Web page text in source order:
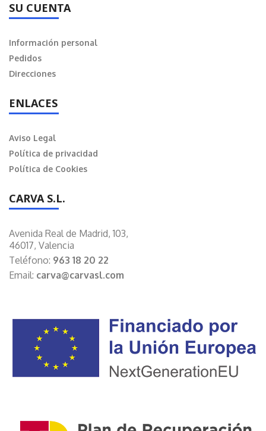
SU CUENTA
Información personal
Pedidos
Direcciones
ENLACES
Aviso Legal
Política de privacidad
Política de Cookies
CARVA S.L.
Avenida Real de Madrid, 103,
46017, Valencia
Teléfono: 963 18 20 22
Email: carva@carvasl.com